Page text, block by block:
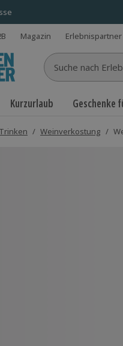
Magazin
Suche nach
Kurzurlaub Geschenke
/ Weinverkostung /